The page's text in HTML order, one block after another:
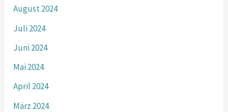
August 2024
Juli 2024
Juni 2024
Mai 2024
April 2024
März 2024